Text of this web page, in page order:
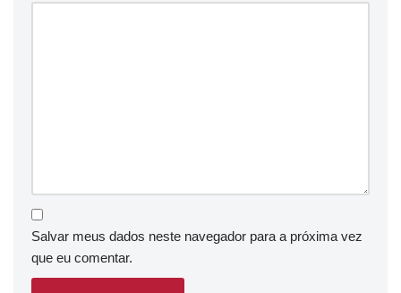
Salvar meus dados neste navegador para a próxima vez
que eu comentar.